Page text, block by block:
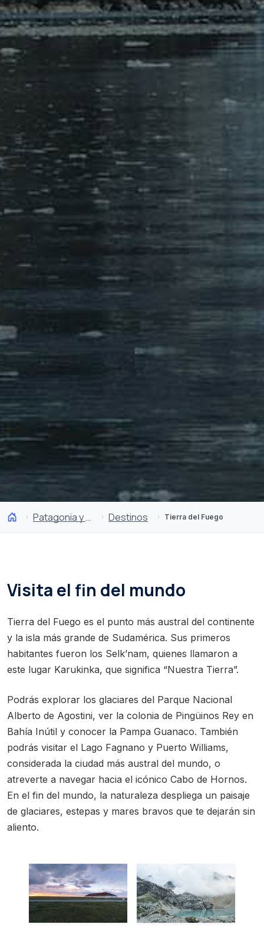
Patagonia y Antártica Destinos Tierra del Fuego
Visita el fin del mundo
Tierra del Fuego es el punto más austral del continente
y la isla más grande de Sudamérica. Sus primeros
habitantes fueron los Selk’nam, quienes llamaron a
este lugar Karukinka, que significa “Nuestra Tierra”.
Podrás explorar los glaciares del Parque Nacional
Alberto de Agostini, ver la colonia de Pingüinos Rey en
Bahía Inútil y conocer la Pampa Guanaco. También
podrás visitar el Lago Fagnano y Puerto Williams,
considerada la ciudad más austral del mundo, o
atreverte a navegar hacia el icónico Cabo de Hornos.
En el fin del mundo, la naturaleza despliega un paisaje
de glaciares, estepas y mares bravos que te dejarán sin
aliento.